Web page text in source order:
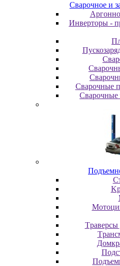
Cвapoчнoe и
Инверторы -
Сварочные
Сварочные